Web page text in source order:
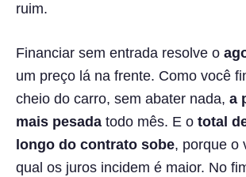
ruim.
Financiar sem entrada resolve o
um preço lá na frente. Como você
cheio do carro, sem abater nada, a
mais pesada todo mês. E o total
longo do contrato sobe, porque o
qual os juros incidem é maior. No